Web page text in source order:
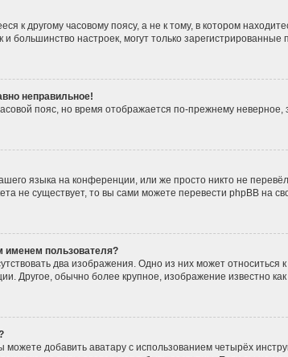
к другому часовому поясу, а не к тому, в котором
и большинство настроек, могут только
неправильное!
пояс, но время отображается по-прежнему
языка на конференции, или же просто никто не
не существует, то вы сами можете перевести phpBB
именем пользователя?
два изображения. Одно из них может
Другое, обычно более крупное, изображение известно
добавить аватару с использованием четырёх